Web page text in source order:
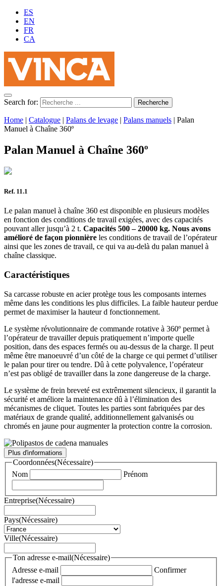
ES
EN
FR
CA
Search for:
Home | Catalogue | Palans de levage | Palans manuels | Palan
Manuel à Chaîne 360º
Palan Manuel à Chaîne 360º
Ref. 11.1
Le palan manuel à chaîne 360 est disponible en plusieurs modèles
en fonction des conditions de travail exigées, avec des capacités
pouvant aller jusqu’à 2 t. Capacités 500 – 20000 kg. Nous avons
amélioré de façon pionnière les conditions de travail de l’opérateur
ainsi que les zones de travail, ce qui va au-delà du palan manuel à
chaîne classique.
Caractéristiques
Sa carcasse robuste en acier protège tous les composants internes
même dans les conditions les plus difficiles. La faible hauteur perdue
permet de maximiser la hauteur d fonctionnement.
Le système révolutionnaire de commande rotative à 360º permet à
l’opérateur de travailler depuis pratiquement n’importe quelle
position, dans des espaces fermés ou au-dessus de la charge. Il peut
même être manoeuvré d’un côté de la charge ce qui permet d’utiliser
le palan pour tirer ou tendre. Dû à cette polyvalence, l’opérateur
n’est pas obligé de travailler dans la zone dangereuse de la charge.
Le système de frein breveté est extrêmement silencieux, il garantit la
sécurité et améliore la maintenance dû à l’élimination des
mécanismes de cliquet. Toutes les parties sont fabriquées par des
matériaux de grande qualité, additionnellement galvanisés ou
chromés en jaune pour augmenter la protection contre la corrosion.
Plus d'informations
Coordonnées(Nécessaire)
Nom
Prénom
Entreprise(Nécessaire)
Pays(Nécessaire)
Ville(Nécessaire)
Ton adresse e-mail(Nécessaire)
Adresse e-mail
Confirmer
l'adresse e-mail